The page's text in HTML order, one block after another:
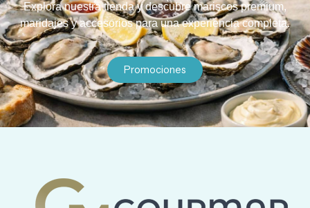
Explora nuestra tienda y descubre mariscos premium,
maridajes y accesorios para una experiencia completa.
Promociones